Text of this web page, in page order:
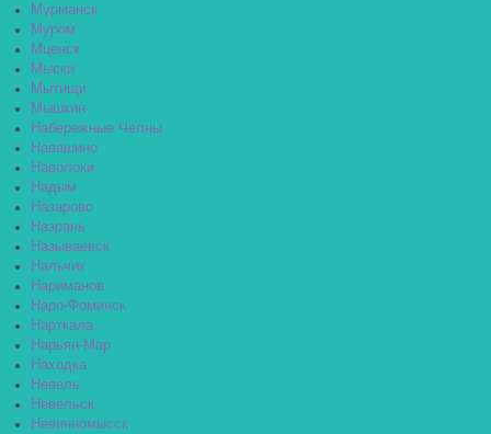
Мурманск
Муром
Мценск
Мыски
Мытищи
Мышкин
Набережные Челны
Навашино
Наволоки
Надым
Назарово
Назрань
Называевск
Нальчик
Нариманов
Наро-Фоминск
Нарткала
Нарьян-Мар
Находка
Невель
Невельск
Невинномысск